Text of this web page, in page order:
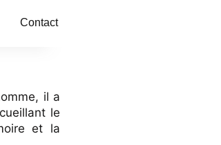
Contact
il a
le
et la